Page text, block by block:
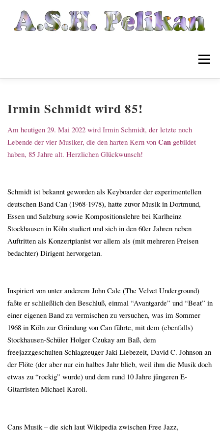
springen
Menü
Wikipelia Archiv
Irmin Schmidt wird 85!
Am heutigen 29. Mai 2022 wird Irmin Schmidt, der letzte noch
Lebende der vier Musiker, die den harten Kern von Can gebildet
haben, 85 Jahre alt. Herzlichen Glückwunsch!
Schmidt ist bekannt geworden als Keyboarder der experimentellen
deutschen Band Can (1968-1978), hatte zuvor Musik in Dortmund,
Essen und Salzburg sowie Kompositionslehre bei Karlheinz
Stockhausen in Köln studiert und sich in den 60er Jahren neben
Auftritten als Konzertpianist vor allem als (mit mehreren Preisen
bedachter) Dirigent hervorgetan.
Inspiriert von unter anderem John Cale (The Velvet Underground)
faßte er schließlich den Beschluß, einmal “Avantgarde” und “Beat” in
einer eigenen Band zu vermischen zu versuchen, was im Sommer
1968 in Köln zur Gründung von Can führte, mit dem (ebenfalls)
Stockhausen-Schüler Holger Czukay am Baß, dem
freejazzgeschulten Schlagzeuger Jaki Liebezeit, David C. Johnson an
der Flöte (der aber nur ein halbes Jahr blieb, weil ihm die Musik doch
etwas zu “rockig” wurde) und dem rund 10 Jahre jüngeren E-
Gitarristen Michael Karoli.
Cans Musik – die sich laut Wikipedia zwischen Free Jazz,